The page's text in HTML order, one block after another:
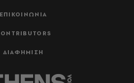
ΕΠΙΚΟΙΝΩΝΙΑ
ΔΙΑΦΗΜΙΣΗ